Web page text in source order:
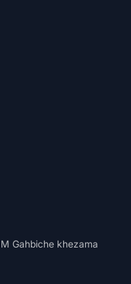
Gahbiche khezama